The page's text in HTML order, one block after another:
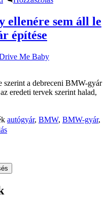
ellenére sem áll le
építése
Me Baby
a debreceni BMW-gyár
eredeti tervek szerint halad,
autógyár, BMW, BMW-gyár,